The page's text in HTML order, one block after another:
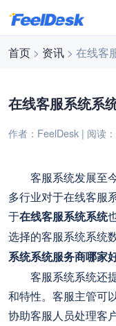
首页 > 资讯 > 在线客
在线客服系统系
作者：FeelDesk | 阅读
客服系统发展至今
多行业对于在线客服
于在线客服系统系统
选择的客服系统系统
系统系统服务商哪家
客服系统系统还提
和特性。客服主管可
协助客服人员处理客